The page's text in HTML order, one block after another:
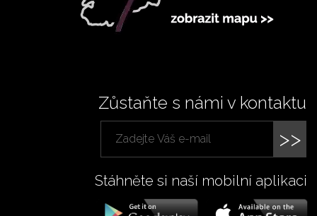
Zůstaňte s námi v kontaktu
>>
Stáhněte si naší mobilní aplikaci